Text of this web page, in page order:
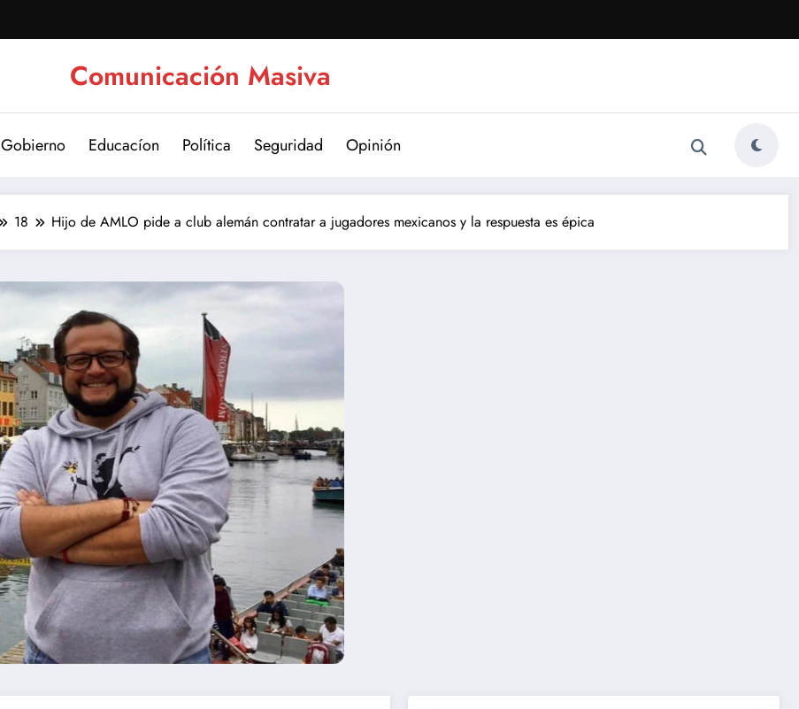
Comunicación Masiva
Gobierno Educacíon Política Seguridad Opinión
18 Hijo de AMLO pide a club alemán contratar a jugadores mexicanos y la respuesta es épica